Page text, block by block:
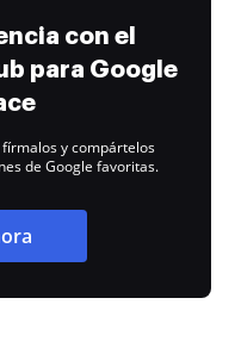
con el
para Google
y compártelos
de Google favoritas.